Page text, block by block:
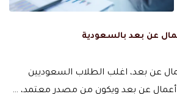
عن بعد بالسعودية
عن بعد، اغلب الطلاب السعوديين
أعمال عن بعد ويكون من مصدر معتمد، …